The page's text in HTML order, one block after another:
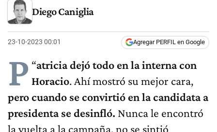
Diego Caniglia
23-10-2023 00:01 Agregar PERFIL en Google
“
P
atricia dejó todo en la interna con
Horacio. Ahí mostró su mejor cara,
pero cuando se convirtió en la candidata a
presidenta se desinfló. Nunca le encontró
la vuelta a la campaña, no se sintió